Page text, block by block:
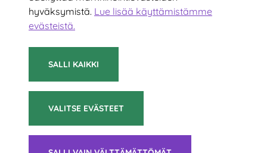
hyväksymistä. Lue lisää käyttämistämme
evästeistä.​​​​​​
SALLI KAIKKI
VALITSE EVÄSTEET
Kirjoita sähköpostiosoitteesi
© 2021 Suomen Sulkapalloliitto ry